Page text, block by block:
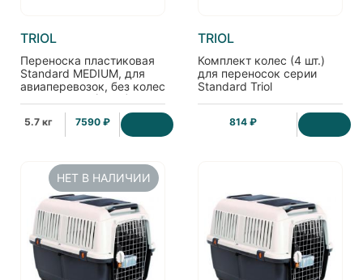
TRIOL
Переноска пластиковая
Standard MEDIUM, для
авиаперевозок, без колес
71*53*52 см (6105)
5.7 кг 7590 ₽
TRIOL
Комплект колес (4 шт.)
для переносок серии
Standard Triol
814 ₽
НЕТ В НАЛИЧИИ